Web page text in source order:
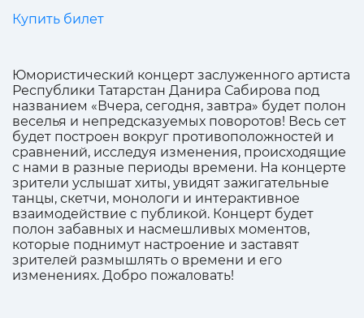
Купить билет
Юмористический концерт заслуженного артиста
Республики Татарстан Данира Сабирова под
названием «Вчера, сегодня, завтра» будет полон
веселья и непредсказуемых поворотов! Весь сет
будет построен вокруг противоположностей и
сравнений, исследуя изменения, происходящие
с нами в разные периоды времени. На концерте
зрители услышат хиты, увидят зажигательные
танцы, скетчи, монологи и интерактивное
взаимодействие с публикой. Концерт будет
полон забавных и насмешливых моментов,
которые поднимут настроение и заставят
зрителей размышлять о времени и его
изменениях. Добро пожаловать!